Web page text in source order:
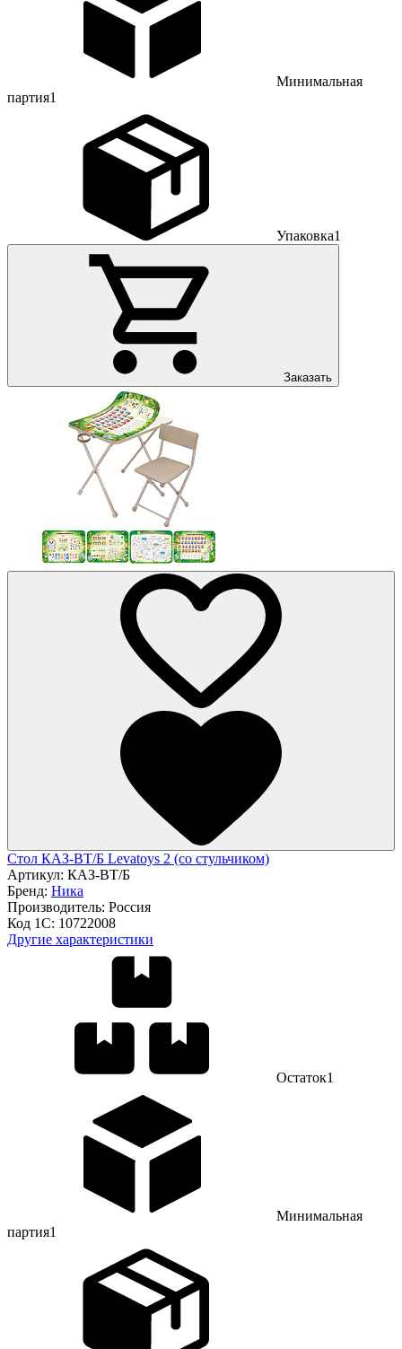
Минимальная
партия1
Упаковка1
Заказать
Стол КАЗ-ВТ/Б Levatoys 2 (со стульчиком)
Артикул: КАЗ-ВТ/Б
Бренд: Ника
Производитель: Россия
Код 1С: 10722008
Другие характеристики
Остаток1
Минимальная
партия1